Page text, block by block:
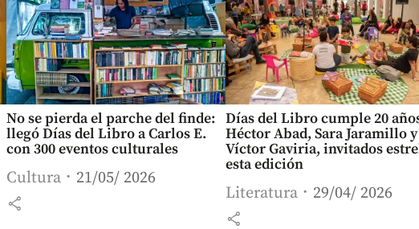
No se pierda el parche del finde:
llegó Días del Libro a Carlos E.
con 300 eventos culturales
Cultura 21/05/ 2026
share
Días del Libro cumple 20
Héctor Abad, Sara Jaramillo y
Víctor Gaviria, invitados
esta edición
Literatura 29/04/ 2026
share